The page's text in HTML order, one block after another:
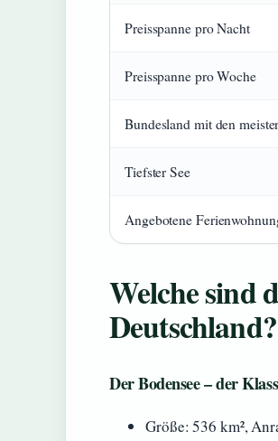
Preisspanne pro Nacht
Preisspanne pro Woche
Bundesland mit den
Tiefster See
Angebotene
Welche sind
Deutschland?
Der Bodensee – der
Größe: 536 km²,